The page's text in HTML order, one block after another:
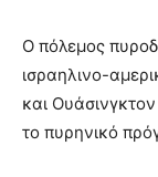
Ο πόλεμος
ισραηλινο-
και
το πυρηνικό